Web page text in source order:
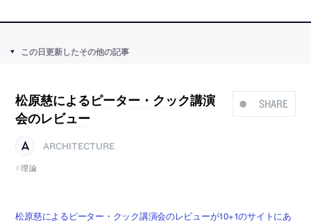
この日更新したその他の記事
SHARE
松原慈によるピーター・クック講演
会のレビュー
ARCHITECTURE
理論
松原慈によるピーター・クック講演会のレビューが10+1のサイトにあ